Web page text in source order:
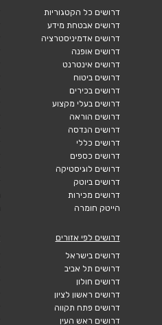
דרושים כל הקטגוריות
דרושים אבטחת מידע
דרושים אדמיניסטרציה
דרושים אופנה
דרושים אינטרנט
דרושים ביטוח
דרושים בכירים
דרושים בעלי מקצוע
דרושים הוראה
דרושים הנדסה
דרושים כללי
דרושים כספים
דרושים לוגיסטיקה
דרושים ביוטק
דרושים מכירות
הייטק חומרה
דרושים לפי אזורים
דרושים בישראל
דרושים תל אביב
דרושים חולון
דרושים ראשון לציון
דרושים פתח תקווה
דרושים ראש העין